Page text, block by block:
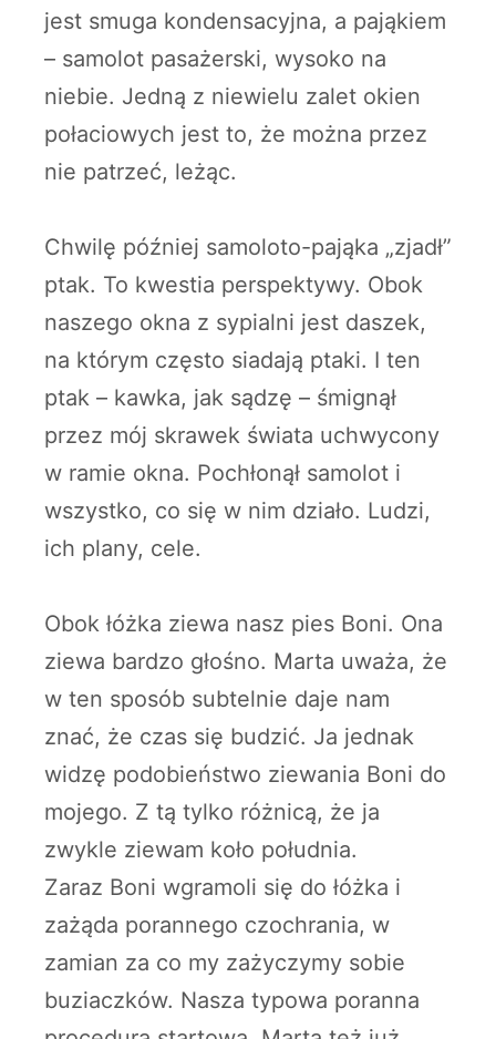
jest smuga kondensacyjna, a pająkiem
– samolot pasażerski, wysoko na
niebie. Jedną z niewielu zalet okien
połaciowych jest to, że można przez
nie patrzeć, leżąc.
Chwilę później samoloto-pająka „zjadł”
ptak. To kwestia perspektywy. Obok
naszego okna z sypialni jest daszek,
na którym często siadają ptaki. I ten
ptak – kawka, jak sądzę – śmignął
przez mój skrawek świata uchwycony
w ramie okna. Pochłonął samolot i
wszystko, co się w nim działo. Ludzi,
ich plany, cele.
Obok łóżka ziewa nasz pies Boni. Ona
ziewa bardzo głośno. Marta uważa, że
w ten sposób subtelnie daje nam
znać, że czas się budzić. Ja jednak
widzę podobieństwo ziewania Boni do
mojego. Z tą tylko różnicą, że ja
zwykle ziewam koło południa.
Zaraz Boni wgramoli się do łóżka i
zażąda porannego czochrania, w
zamian za co my zażyczymy sobie
buziaczków. Nasza typowa poranna